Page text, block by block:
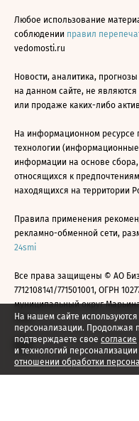
На нашем сайте
персонализации. Продолжая
подтверждаете свое согласие
и технологий персонализации
отношении обработки
Любое использование
соблюдении правил
vedomosti.ru
Новости, аналитика,
на данном сайте, не
или продаже каких-либо
На информационном ресурсе
технологии
информации на основе
относящихся к
находящихся на территории
Правила применения
рекламно-обменной сети,
24smi
Все права защищены © АО
7712108141/771501001, ОГРН
муниципальный округ
2026